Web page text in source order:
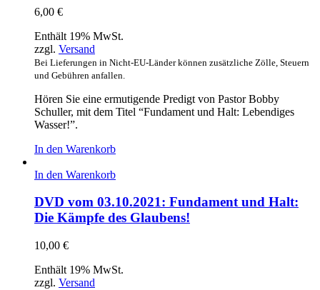
6,00 €
Enthält 19% MwSt.
zzgl. Versand
Bei Lieferungen in Nicht-EU-Länder können zusätzliche Zölle, Steuern
und Gebühren anfallen.
Hören Sie eine ermutigende Predigt von Pastor Bobby
Schuller, mit dem Titel “Fundament und Halt: Lebendiges
Wasser!”.
In den Warenkorb
In den Warenkorb
DVD vom 03.10.2021: Fundament und Halt:
Die Kämpfe des Glaubens!
10,00 €
Enthält 19% MwSt.
zzgl. Versand